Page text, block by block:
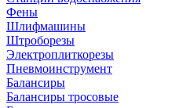
Фены
Шлифмашины
Штроборезы
Электроплиткорезы
Пневмоинструмент
Балансиры
Балансиры тросовые